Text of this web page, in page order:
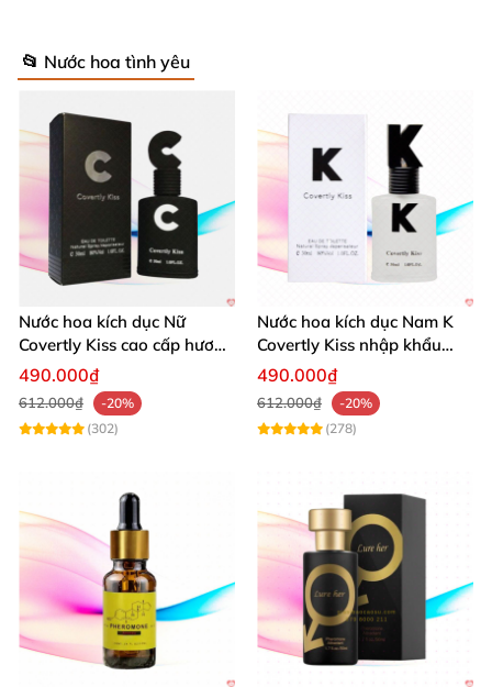
📂 Nước hoa tình yêu
Nước hoa kích dục Nữ
Covertly Kiss cao cấp hương
thơm quyến rũ
490.000₫
612.000₫
-20%
(302)
Nước hoa kích dục Nam K
Covertly Kiss nhập khẩu
mùi quyến rũ
490.000₫
612.000₫
-20%
(278)